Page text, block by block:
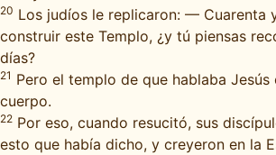
20 Los judíos le replicaron: — Cuarenta
construir este Templo, ¿y tú piensas
días?
21 Pero el templo de que hablaba Jesús
cuerpo.
22 Por eso, cuando resucitó, sus
esto que había dicho, y creyeron en la